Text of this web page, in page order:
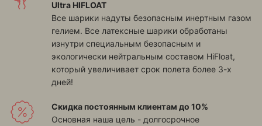
Ultra HIFLOAT
Все шарики надуты безопасным инертным газом
гелием. Все латексные шарики обработаны
изнутри специальным безопасным и
экологически нейтральным составом HiFloat,
который увеличивает срок полета более 3-х
дней!
Скидка постоянным клиентам до 10%
Основная наша цель - долгосрочное